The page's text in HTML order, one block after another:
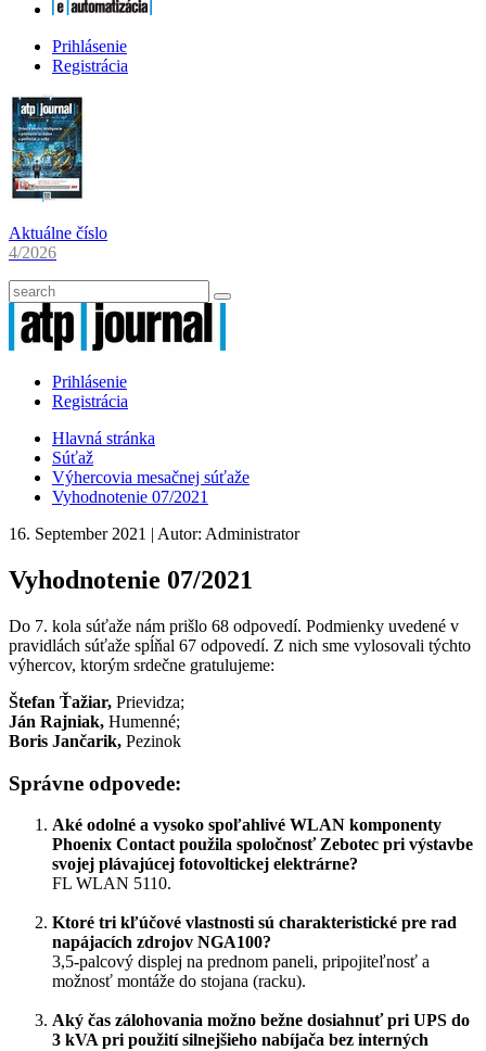
Prihlásenie
Registrácia
Aktuálne číslo
4/2026
Prihlásenie
Registrácia
Hlavná stránka
Súťaž
Výhercovia mesačnej súťaže
Vyhodnotenie 07/2021
16. September 2021 | Autor: Administrator
Vyhodnotenie 07/2021
Do 7. kola súťaže nám prišlo 68 odpovedí. Podmienky uvedené v
pravidlách súťaže spĺňal 67 odpovedí. Z nich sme vylosovali týchto
výhercov, ktorým srdečne gratulujeme:
Štefan Ťažiar, Prievidza;
Ján Rajniak, Humenné;
Boris Jančarik, Pezinok
Správne odpovede:
Aké odolné a vysoko spoľahlivé WLAN komponenty
Phoenix Contact použila spoločnosť Zebotec pri výstavbe
svojej plávajúcej fotovoltickej elektrárne?
FL WLAN 5110.
Ktoré tri kľúčové vlastnosti sú charakteristické pre rad
napájacích zdrojov NGA100?
3,5-palcový displej na prednom paneli, pripojiteľnosť a
možnosť montáže do stojana (racku).
Aký čas zálohovania možno bežne dosiahnuť pri UPS do
3 kVA pri použití silnejšieho nabíjača bez interných